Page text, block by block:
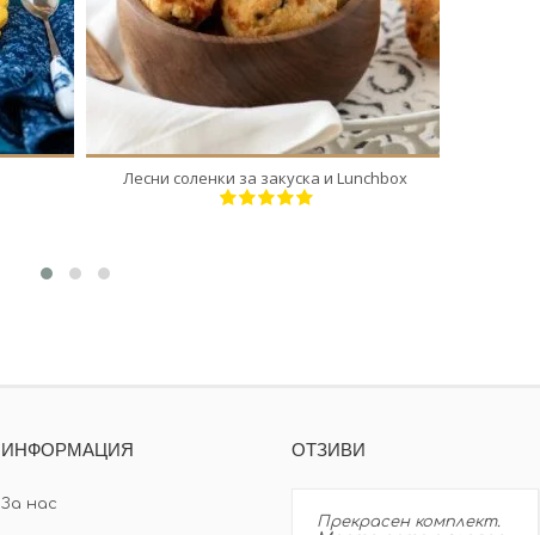
Лесни соленки за закуска и Lunchbox
ИНФОРМАЦИЯ
За нас
ОТЗИВИ
Прекрасен комплект.